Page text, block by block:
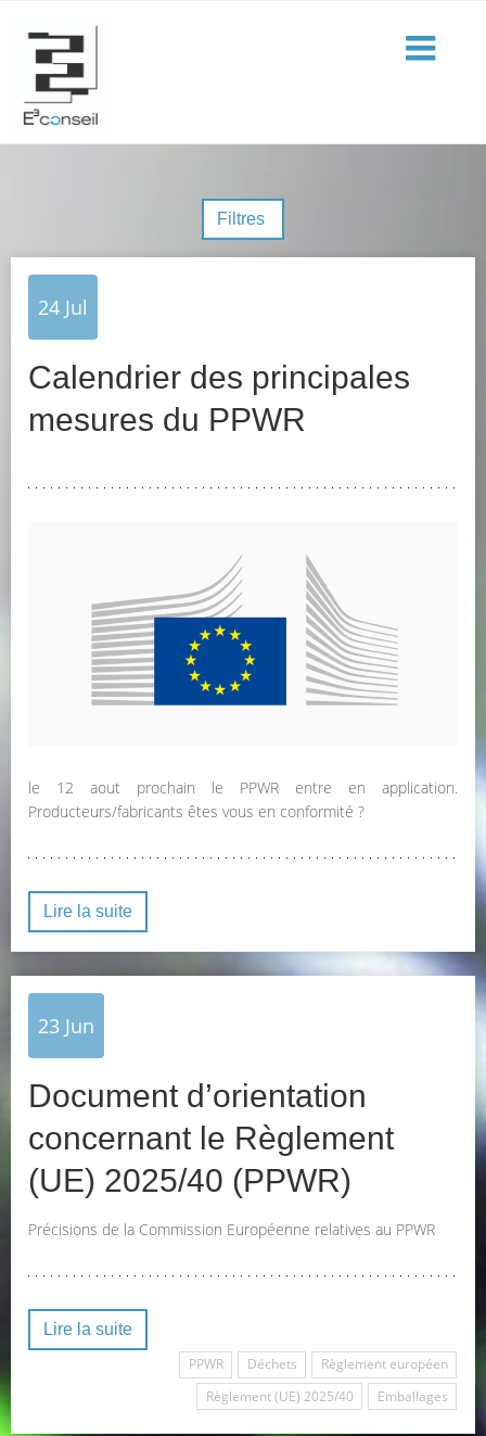
24 Jul
Calendrier des principales
mesures du PPWR
le 12 aout prochain le PPWR entre en application.
Producteurs/fabricants êtes vous en conformité ?
Lire la suite
23 Jun
Document d’orientation
concernant le Règlement
(UE) 2025/40 (PPWR)
Précisions de la Commission Européenne relatives au PPWR
Lire la suite
PPWR
Déchets
Règlement européen
Règlement (UE) 2025/40
Emballages
Filtres